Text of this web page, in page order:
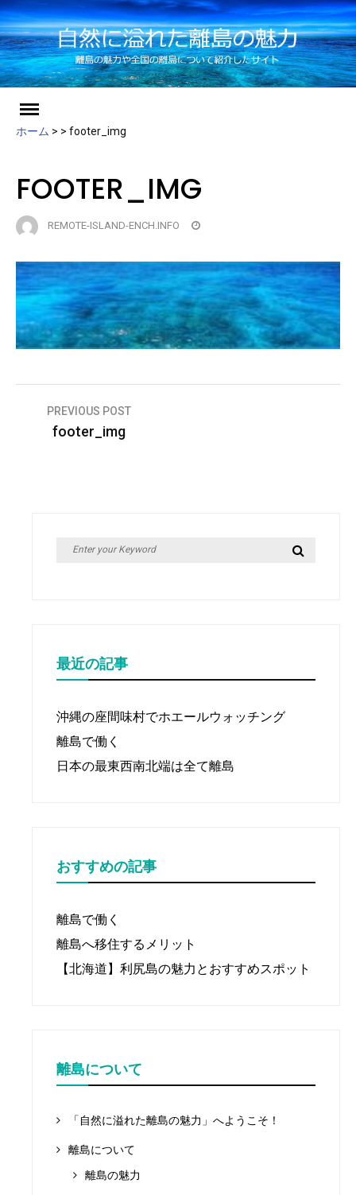
ホーム > > footer_img
FOOTER_IMG
REMOTE-ISLAND-ENCH.INFO
PREVIOUS POST
footer_img
Search
最近の記事
沖縄の座間味村でホエールウォッチング
離島で働く
日本の最東西南北端は全て離島
おすすめの記事
離島で働く
離島へ移住するメリット
【北海道】利尻島の魅力とおすすめスポット
離島について
「自然に溢れた離島の魅力」へようこそ！
離島について
離島の魅力